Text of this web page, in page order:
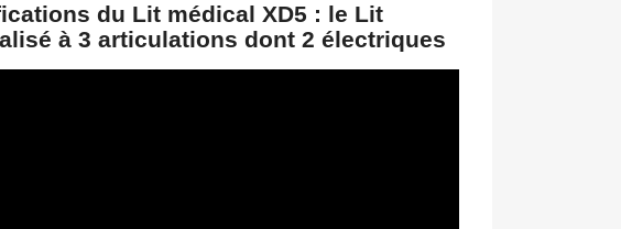
du Lit médical XD5 : le Lit
à 3 articulations dont 2 électriques